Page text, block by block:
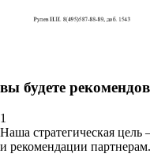
вы будете
1
Наша стратегическая
и рекомендации партнерам.